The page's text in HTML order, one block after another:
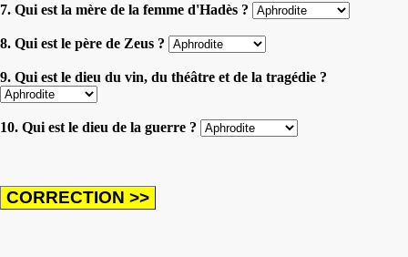
7. Qui est la mère de la femme d'Hadès ?
8. Qui est le père de Zeus ?
9. Qui est le dieu du vin, du théâtre et de la tragédie ?
10. Qui est le dieu de la guerre ?